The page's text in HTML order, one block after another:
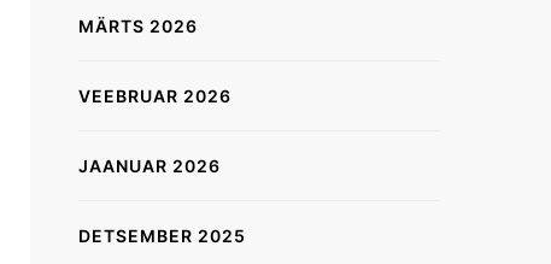
MÄRTS 2026
VEEBRUAR 2026
JAANUAR 2026
DETSEMBER 2025